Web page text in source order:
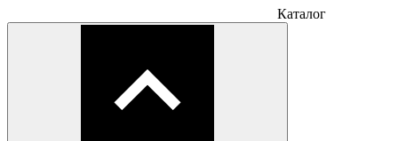
Каталог